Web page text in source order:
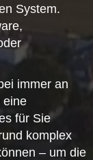
System.
immer an
eine
für Sie
komplex
– um die